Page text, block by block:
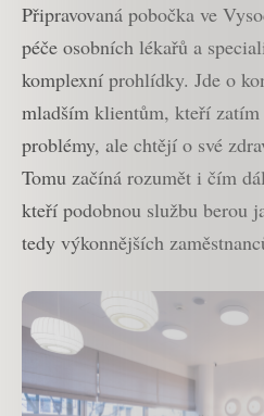
Připravovaná pobočka ve
péče osobních lékařů a
komplexní prohlídky. Jde o
mladším klientům, kteří
problémy, ale chtějí o své
Tomu začíná rozumět i čím
kteří podobnou službu berou
tedy výkonnějších